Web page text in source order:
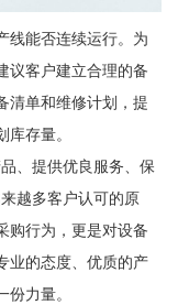
线能否连续运行。为
议客户建立合理的备
清单和维修计划，提
存量。
、提供优良服务、保
越多客户认可的原
购行为，更是对设备
业的态度、优质的产
力量。